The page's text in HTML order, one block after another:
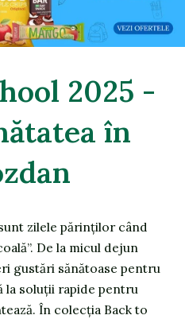
2025 -
în
zilele părinților când
De la micul dejun
gustări sănătoase pentru
la soluții rapide pentru
În colecția Back to